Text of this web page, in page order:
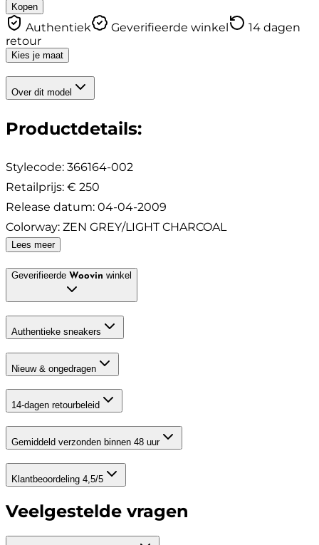
Kopen
Authentiek Geverifieerde winkel
14 dagen
retour
Kies je maat
Over dit model
Productdetails:
Stylecode: 366164-002
Retailprijs: € 250
Release datum: 04-04-2009
Colorway: ZEN GREY/LIGHT CHARCOAL
Lees meer
Geverifieerde Woovin winkel
Authentieke sneakers
Nieuw & ongedragen
14-dagen retourbeleid
Gemiddeld verzonden binnen 48 uur
Klantbeoordeling 4,5/5
Veelgestelde vragen